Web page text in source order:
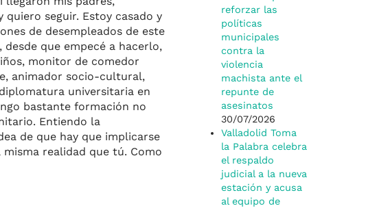
seguir. Estoy casado y
de desempleados de este
que empecé a hacerlo,
monitor de comedor
animador socio-cultural,
universitaria en
bastante formación no
Entiendo la
de que hay que implicarse
realidad que tú. Como
reforzar las
políticas
municipales
contra la
violencia
machista ante el
repunte de
asesinatos
30/07/2026
Valladolid Toma
la Palabra celebra
el respaldo
judicial a la nueva
estación y acusa
al equipo de